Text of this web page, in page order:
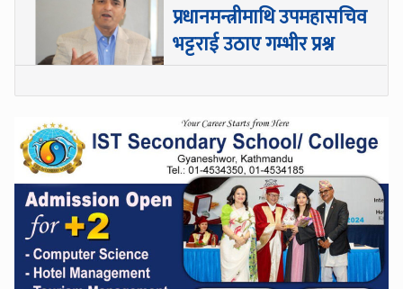
प्रधानमन्त्रीमाथि उपमहासचिव
भट्टराई उठाए गम्भीर प्रश्न